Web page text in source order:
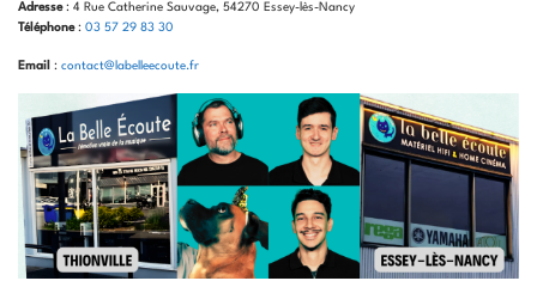
Adresse: 4 Rue Catherine Sauvage, 54270 Essey-lès-Nancy
Téléphone: 03 57 29 83 30
Email : contact@labelleecoute.fr